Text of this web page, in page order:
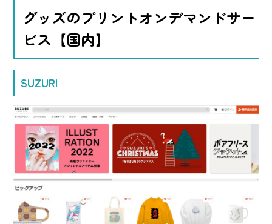
グッズのプリントオンデマンドサー
ビス【国内】
SUZURI